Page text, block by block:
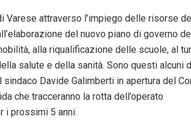
attraverso l’impiego delle risorse
del nuovo piano di governo
alla riqualificazione delle scuole, al
salute e della sanità. Sono questi alcuni
Davide Galimberti in apertura del
che tracceranno la rotta dell’operato
i prossimi 5 anni.